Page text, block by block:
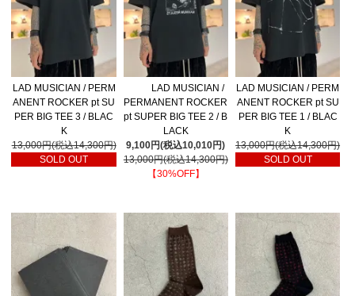
LAD MUSICIAN / PERM
ANENT ROCKER pt SU
PER BIG TEE 3 / BLAC
K
13,000円(税込14,300円)
SOLD OUT
LAD MUSICIAN /
PERMANENT ROCKER
pt SUPER BIG TEE 2 / B
LACK
9,100円(税込10,010円)
13,000円(税込14,300円)
【30%OFF】
LAD MUSICIAN / PERM
ANENT ROCKER pt SU
PER BIG TEE 1 / BLAC
K
13,000円(税込14,300円)
SOLD OUT